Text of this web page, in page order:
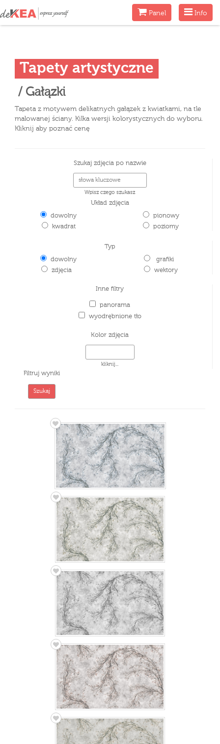
Menu
Info
MenuPanel
Tapety artystyczne
/ Gałązki
Tapeta z motywem delikatnych gałązek z kwiatkami, na tle
malowanej ściany. Kilka wersji kolorystycznych do wyboru.
Kliknij aby poznać cenę
Szukaj zdjęcia po nazwie
Wpisz czego szukasz
Układ zdjęcia
dowolny
kwadrat
pionowy
poziomy
Typ
dowolny
zdjęcia
grafiki
wektory
Inne filtry
panorama
wyodrębnione tło
Kolor zdjęcia
kliknij...
Filtruj wyniki